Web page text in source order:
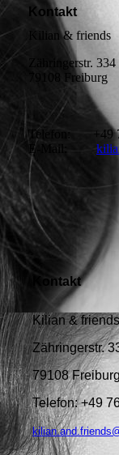
Kontakt
Kilian & friends
Zähringerstr. 334
79108 Freiburg
Telefon: +49
E-Mail:
Kontakt
Kilian & friends
Zähringerstr.
79108 Freiburg
Telefon: +49